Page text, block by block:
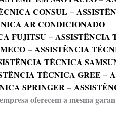
CONSUL –
AR CONDICIONADO
FUJITSU –ASSISTÊNCIA
–ASSISTÊNCIA
TÉCNICA
TÉCNICA GREE –
SPRINGER –
oferecem a mesma